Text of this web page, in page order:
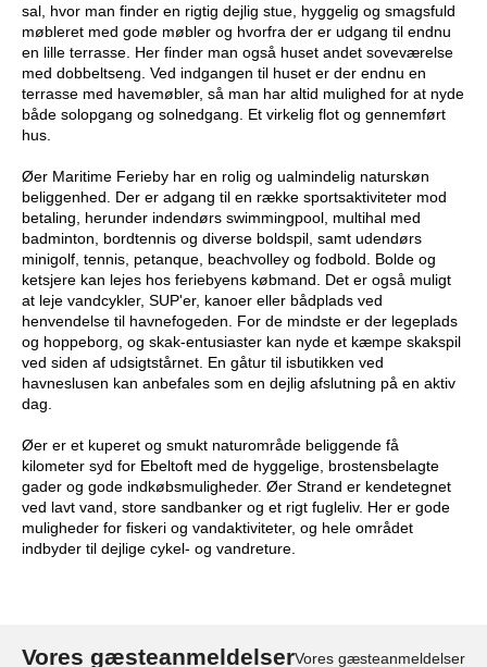
sal, hvor man finder en rigtig dejlig stue, hyggelig og smagsfuld
møbleret med gode møbler og hvorfra der er udgang til endnu
en lille terrasse. Her finder man også huset andet soveværelse
med dobbeltseng. Ved indgangen til huset er der endnu en
terrasse med havemøbler, så man har altid mulighed for at nyde
både solopgang og solnedgang. Et virkelig flot og gennemført
hus.
Øer Maritime Ferieby har en rolig og ualmindelig naturskøn
beliggenhed. Der er adgang til en række sportsaktiviteter mod
betaling, herunder indendørs swimmingpool, multihal med
badminton, bordtennis og diverse boldspil, samt udendørs
minigolf, tennis, petanque, beachvolley og fodbold. Bolde og
ketsjere kan lejes hos feriebyens købmand. Det er også muligt
at leje vandcykler, SUP'er, kanoer eller bådplads ved
henvendelse til havnefogeden. For de mindste er der legeplads
og hoppeborg, og skak-entusiaster kan nyde et kæmpe skakspil
ved siden af udsigtstårnet. En gåtur til isbutikken ved
havneslusen kan anbefales som en dejlig afslutning på en aktiv
dag.
Øer er et kuperet og smukt naturområde beliggende få
kilometer syd for Ebeltoft med de hyggelige, brostensbelagte
gader og gode indkøbsmuligheder. Øer Strand er kendetegnet
ved lavt vand, store sandbanker og et rigt fugleliv. Her er gode
muligheder for fiskeri og vandaktiviteter, og hele området
indbyder til dejlige cykel- og vandreture.
Vores gæsteanmeldelserVores gæsteanmeldelser